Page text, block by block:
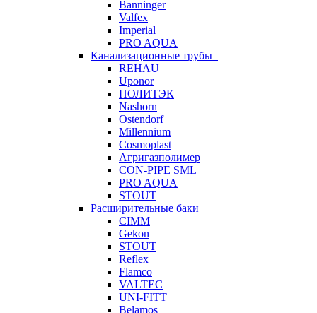
Banninger
Valfex
Imperial
PRO AQUA
Канализационные трубы
REHAU
Uponor
ПОЛИТЭК
Nashorn
Ostendorf
Millennium
Cosmoplast
Агригазполимер
CON-PIPE SML
PRO AQUA
STOUT
Расширительные баки
CIMM
Gekon
STOUT
Reflex
Flamco
VALTEC
UNI-FITT
Belamos